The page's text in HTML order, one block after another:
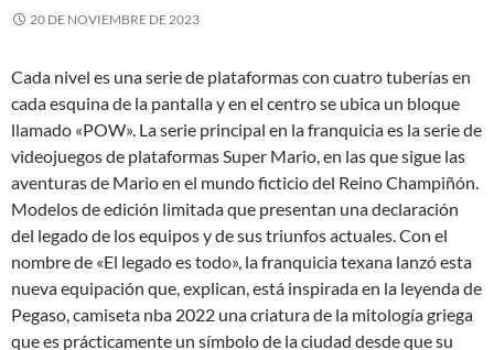
20 DE NOVIEMBRE DE 2023
Cada nivel es una serie de plataformas con cuatro tuberías en
cada esquina de la pantalla y en el centro se ubica un bloque
llamado «POW». La serie principal en la franquicia es la serie de
videojuegos de plataformas Super Mario, en las que sigue las
aventuras de Mario en el mundo ficticio del Reino Champiñón.
Modelos de edición limitada que presentan una declaración
del legado de los equipos y de sus triunfos actuales. Con el
nombre de «El legado es todo», la franquicia texana lanzó esta
nueva equipación que, explican, está inspirada en la leyenda de
Pegaso, camiseta nba 2022 una criatura de la mitología griega
que es prácticamente un símbolo de la ciudad desde que su